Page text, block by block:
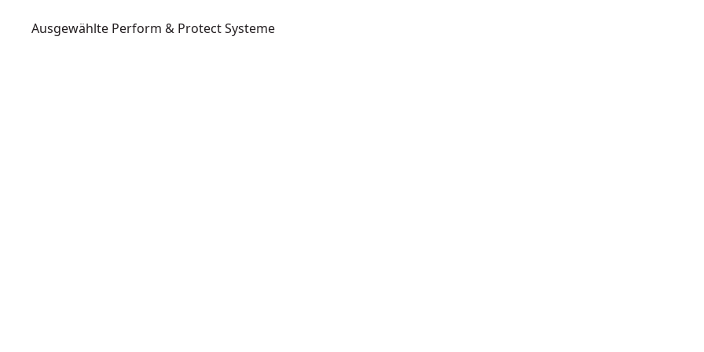
Ausgewählte Perform & Protect Systeme